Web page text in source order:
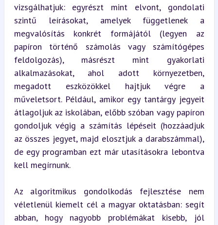
vizsgálhatjuk: egyrészt mint elvont, gondolati
szintű leírásokat, amelyek függetlenek a
megvalósítás konkrét formájától (legyen az
papíron történő számolás vagy számítógépes
feldolgozás), másrészt mint gyakorlati
alkalmazásokat, ahol adott környezetben,
megadott eszközökkel hajtjuk végre a
műveletsort. Például, amikor egy tantárgy jegyeit
átlagoljuk az iskolában, előbb szóban vagy papíron
gondoljuk végig a számítás lépéseit (hozzáadjuk
az összes jegyet, majd elosztjuk a darabszámmal),
de egy programban ezt már utasításokra lebontva
kell megírnunk.
Az algoritmikus gondolkodás fejlesztése nem
véletlenül kiemelt cél a magyar oktatásban: segít
abban, hogy nagyobb problémákat kisebb, jól